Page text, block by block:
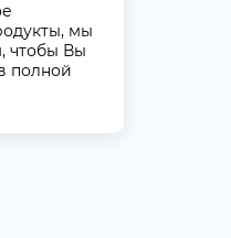
мы
чтобы Вы
полной